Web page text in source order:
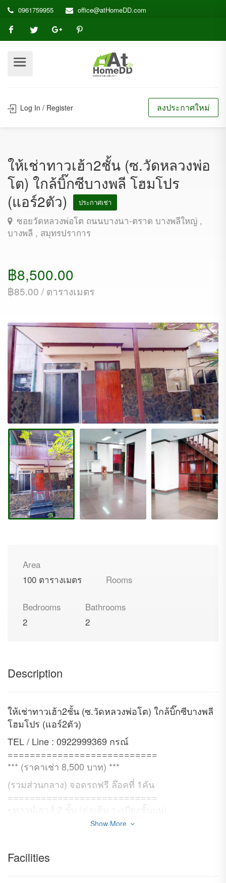
0961759955 office@atHomeDD.com
Log In / Register ลงประกาศใหม่
ให้เช่าทาวเฮ้า2ชั้น (ซ.วัดหลวงพ่อ
โต) ใกล้บิ๊กซีบางพลี โฮมโปร
(แอร์2ตัว)
ประกาศเช่า
ซอยวัดหลวงพ่อโต ถนนบางนา-ตราด บางพลีใหญ่ ,
บางพลี , สมุทรปราการ
฿8,500.00
฿85.00 / ตารางเมตร
Area
100 ตารางเมตร
Rooms
Bedrooms
2
Bathrooms
2
Description
ให้เช่าทาวเฮ้า2ชั้น (ซ.วัดหลวงพ่อโต) ใกล้บิ๊กซีบางพลี
โฮมโปร (แอร์2ตัว)
TEL / Line : 0922999369 กรณ์
===========================
*** (ราคาเช่า 8,500 บาท) ***
(รวมส่วนกลาง) จอดรถฟรี ล๊อคที่ 1คัน
===========================
• ทาวน์เฮาส์ 2 ชั้น (ต่อเติม ระเบียงชั้นบน)
• พื้นที่ใช้ส่อย 100 ตารางเมตร
• 2 ห้องน้ำ
• 1 ห้องเก็บของ
Show More
Facilities